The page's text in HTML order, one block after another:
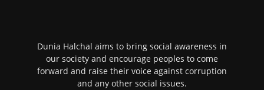
Dunia Halchal aims to bring social awareness in
our society and encourage peoples to come
forward and raise their voice against corruption
and any other social issues.